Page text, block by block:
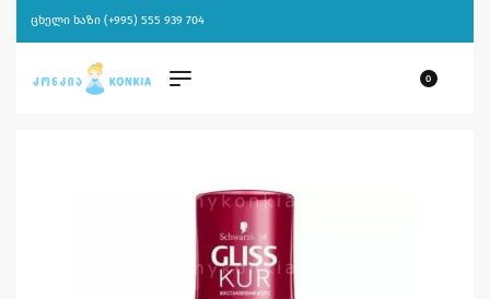
ცხელი ხაზი (+995) 555 939 704
0